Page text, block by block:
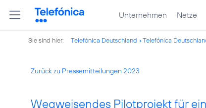
Unternehmen Netze
Sie sind hier: Telefónica Deutschland Telefónica
Zurück zu Pressemitteilungen 2023
Wegweisendes Pilotprojekt für